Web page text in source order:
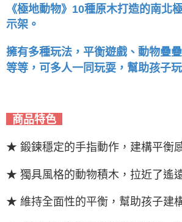
《極地動物》10種原木打造的南北
示架。
擁有多種玩法，平衡遊戲、動物疊
等等，可多人一同玩耍，幫助孩子
商品特色
★ 鍛鍊穩定的手指動作，建構平衡
★ 獨具風格的動物積木，拉近了遙
★ 維持全面性的平衡，幫助孩子建